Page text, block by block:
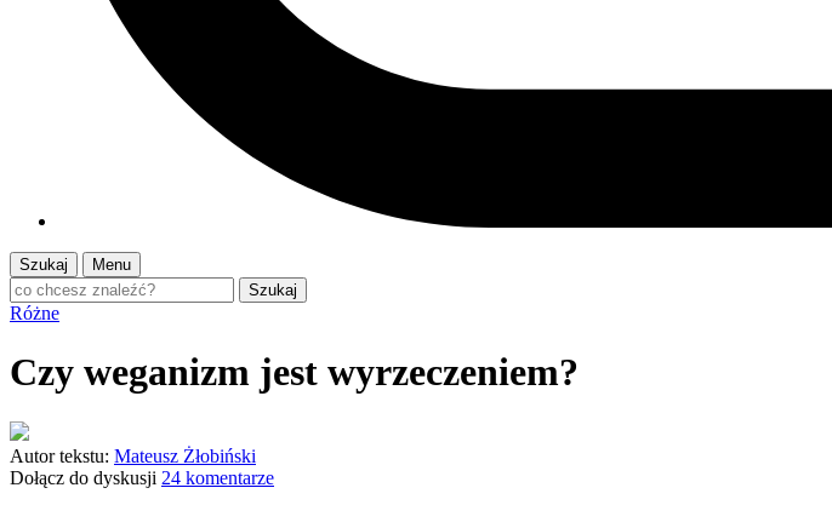
Szukaj
Menu
Szukaj
Różne
Czy weganizm jest wyrzeczeniem?
Autor tekstu: Mateusz Żłobiński
Dołącz do dyskusji 24 komentarze